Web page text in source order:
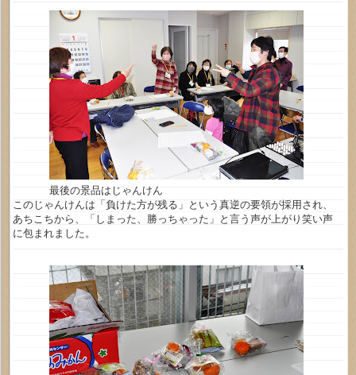
最後の景品はじゃんけん
このじゃんけんは「負けた方が残る」という真逆の要領が採用され、
あちこちから、「しまった、勝っちゃった」と言う声が上がり笑い声
に包まれました。